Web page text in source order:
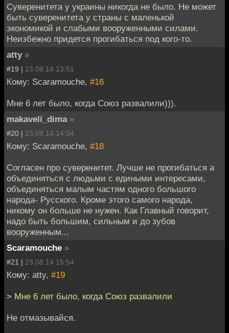
Суверенитета у украины никогда не было. Не может
быть суверенитета у страны с маленькой
экономикой и слабыми вооруженными силами.
Неизбежно придется прогибаться под кого-то.
atty »
#19 | 23.08.14 13:51
Кому: Scaramouche, #16
Мне 6 лет было, когда Союз развалили))).
makaveli_dima »
#20 | 23.08.14 14:04
Кому: Scaramouche, #18
Согласен про суверенитет. Лучше не прогибаться а
объединяться с людьми с едиными интересами,
объединяться малым частям одного большого
народа- Русского. Кроме этого самого народа,
никому он больше не нужен. Как Главный говорит,
надо быть большим, сильным и до зубов
вооруженным...
Scaramouche »
#21 | 23.08.14 15:54
Кому: atty, #19
> Мне 6 лет было, когда Союз развалили
Не отмазывайся.